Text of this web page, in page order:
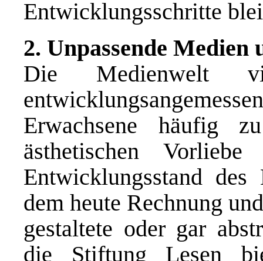
Entwicklungsschritte
2. Unpassende
Die Medienwelt
Erwachsene häufig
ästhetischen
Entwicklungsstand
dem heute Rechnung
gestaltete oder gar
die Stiftung Lesen